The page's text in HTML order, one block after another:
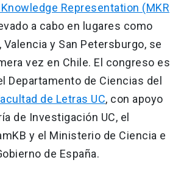
Representation (MKR
a cabo en lugares como
Valencia y San Petersburgo, se
vez en Chile. El congreso es
Departamento de Ciencias del
de Letras UC, con apoyo
de Investigación UC, el
y el Ministerio de Ciencia e
de España.